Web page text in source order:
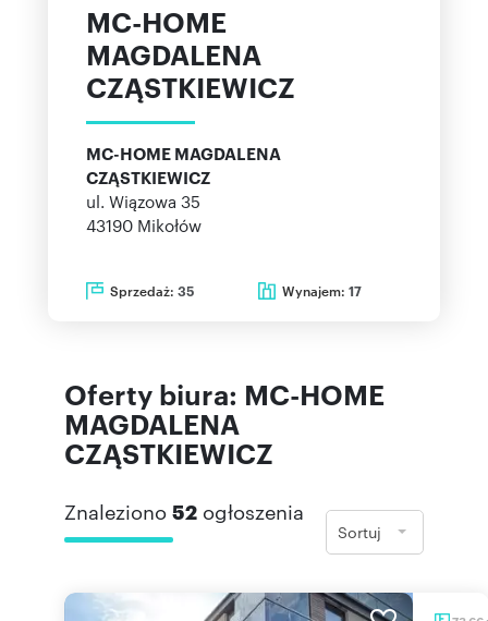
MC-HOME
MAGDALENA
CZĄSTKIEWICZ
MC-HOME MAGDALENA
CZĄSTKIEWICZ
ul. Wiązowa 35
43190 Mikołów
Sprzedaż: 35 Wynajem: 17
Oferty biura: MC-HOME
MAGDALENA
CZĄSTKIEWICZ
Znaleziono 52 ogłoszenia
Sortuj